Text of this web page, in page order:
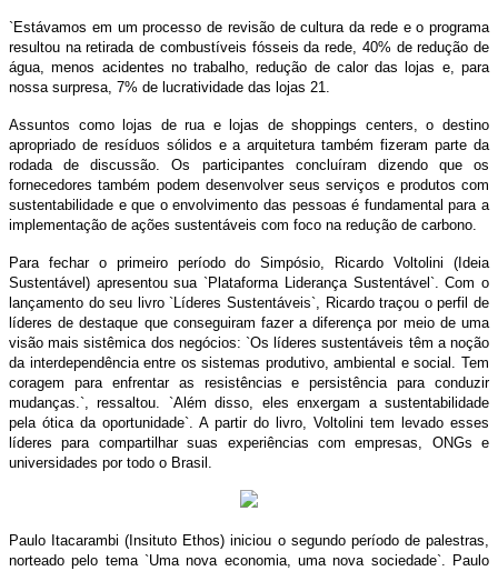
`Estávamos em um processo de revisão de cultura da rede e o programa
resultou na retirada de combustíveis fósseis da rede, 40% de redução de
água, menos acidentes no trabalho, redução de calor das lojas e, para
nossa surpresa, 7% de lucratividade das lojas 21.
Assuntos como lojas de rua e lojas de shoppings centers, o destino
apropriado de resíduos sólidos e a arquitetura também fizeram parte da
rodada de discussão. Os participantes concluíram dizendo que os
fornecedores também podem desenvolver seus serviços e produtos com
sustentabilidade e que o envolvimento das pessoas é fundamental para a
implementação de ações sustentáveis com foco na redução de carbono.
Para fechar o primeiro período do Simpósio, Ricardo Voltolini (Ideia
Sustentável) apresentou sua `Plataforma Liderança Sustentável`. Com o
lançamento do seu livro `Líderes Sustentáveis`, Ricardo traçou o perfil de
líderes de destaque que conseguiram fazer a diferença por meio de uma
visão mais sistêmica dos negócios: `Os líderes sustentáveis têm a noção
da interdependência entre os sistemas produtivo, ambiental e social. Tem
coragem para enfrentar as resistências e persistência para conduzir
mudanças.`, ressaltou. `Além disso, eles enxergam a sustentabilidade
pela ótica da oportunidade`. A partir do livro, Voltolini tem levado esses
líderes para compartilhar suas experiências com empresas, ONGs e
universidades por todo o Brasil.
Paulo Itacarambi (Insituto Ethos) iniciou o segundo período de palestras,
norteado pelo tema `Uma nova economia, uma nova sociedade`. Paulo